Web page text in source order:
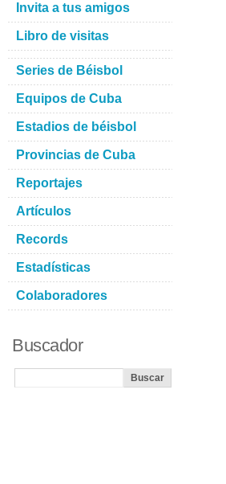
Invita a tus amigos
Libro de visitas
Series de Béisbol
Equipos de Cuba
Estadios de béisbol
Provincias de Cuba
Reportajes
Artículos
Records
Estadísticas
Colaboradores
Buscador